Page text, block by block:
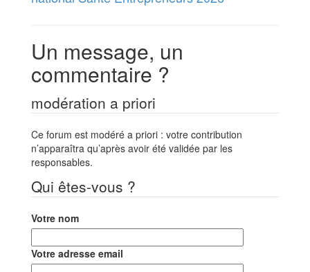
Un message, un
commentaire ?
modération a priori
Ce forum est modéré a priori : votre contribution
n’apparaîtra qu’après avoir été validée par les
responsables.
Qui êtes-vous ?
Votre nom
Votre adresse email